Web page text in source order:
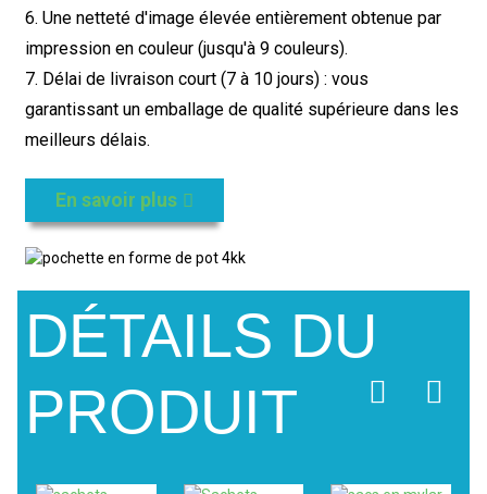
6. Une netteté d'image élevée entièrement obtenue par
impression en couleur (jusqu'à 9 couleurs).
7. Délai de livraison court (7 à 10 jours) : vous
garantissant un emballage de qualité supérieure dans les
meilleurs délais.
En savoir plus
DÉTAILS DU
PRODUIT